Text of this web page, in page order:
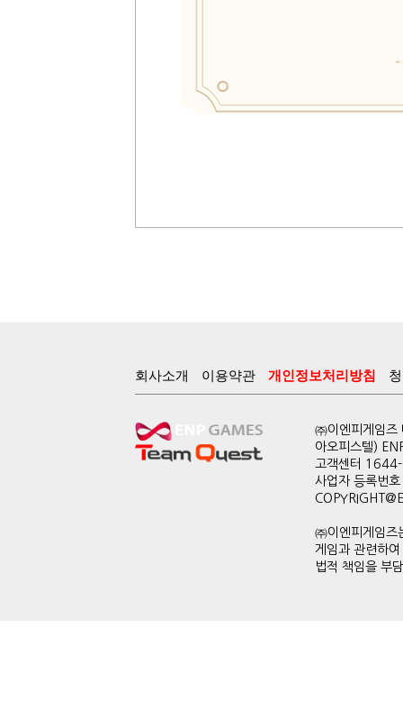
회사소개 이용약관 개인정보처리방침
㈜이엔피게임
아오피스텔)
고객센터
사업자 등록번
㈜이엔피게임즈
게임과 관련하
법적 책임을 부